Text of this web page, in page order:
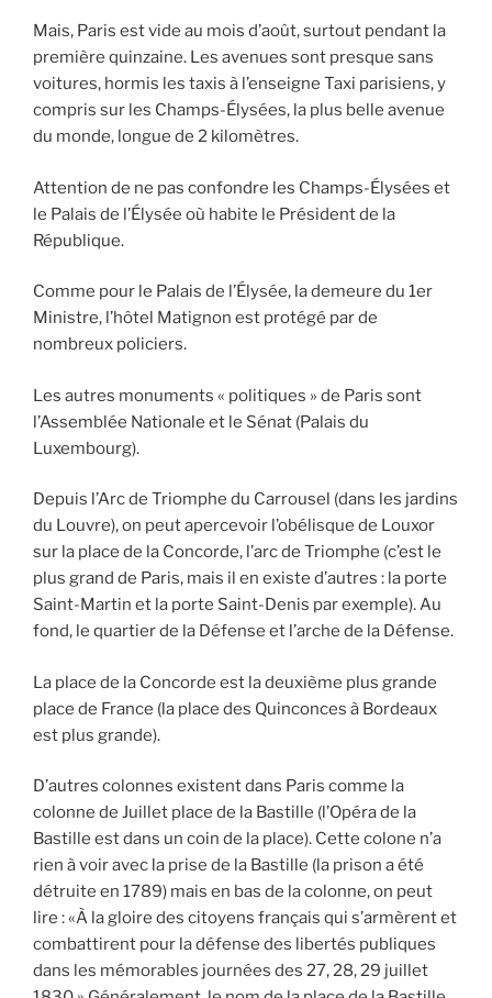
Mais, Paris est vide au mois d’août, surtout pendant la
première quinzaine. Les avenues sont presque sans
voitures, hormis les taxis à l’enseigne Taxi parisiens, y
compris sur les Champs-Élysées, la plus belle avenue
du monde, longue de 2 kilomètres.
Attention de ne pas confondre les Champs-Élysées et
le Palais de l’Élysée où habite le Président de la
République.
Comme pour le Palais de l’Élysée, la demeure du 1er
Ministre, l’hôtel Matignon est protégé par de
nombreux policiers.
Les autres monuments « politiques » de Paris sont
l’Assemblée Nationale et le Sénat (Palais du
Luxembourg).
Depuis l’Arc de Triomphe du Carrousel (dans les jardins
du Louvre), on peut apercevoir l’obélisque de Louxor
sur la place de la Concorde, l’arc de Triomphe (c’est le
plus grand de Paris, mais il en existe d’autres : la porte
Saint-Martin et la porte Saint-Denis par exemple). Au
fond, le quartier de la Défense et l’arche de la Défense.
La place de la Concorde est la deuxième plus grande
place de France (la place des Quinconces à Bordeaux
est plus grande).
D’autres colonnes existent dans Paris comme la
colonne de Juillet place de la Bastille (l’Opéra de la
Bastille est dans un coin de la place). Cette colone n’a
rien à voir avec la prise de la Bastille (la prison a été
détruite en 1789) mais en bas de la colonne, on peut
lire : «À la gloire des citoyens français qui s’armèrent et
combattirent pour la défense des libertés publiques
dans les mémorables journées des 27, 28, 29 juillet